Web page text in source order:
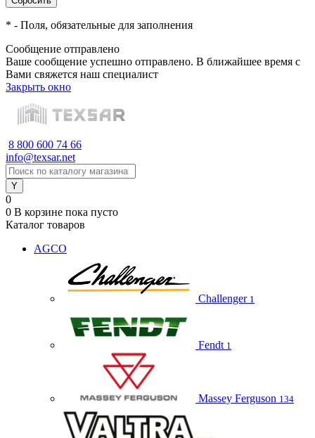
* - Поля, обязательные для заполнения
Сообщение отправлено
Ваше сообщение успешно отправлено. В ближайшее время с
Вами свяжется наш специалист
Закрыть окно
8 800 600 74 66
info@texsar.net
0
0 В корзине пока пусто
Каталог товаров
AGCO
Challenger 1
Fendt 1
Massey Ferguson 134